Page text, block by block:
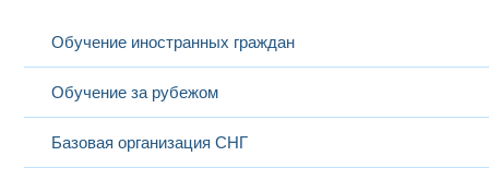
Обучение иностранных граждан
Обучение за рубежом
Базовая организация СНГ
Александрович
доцент
Тепловые расчеты
Инженер,